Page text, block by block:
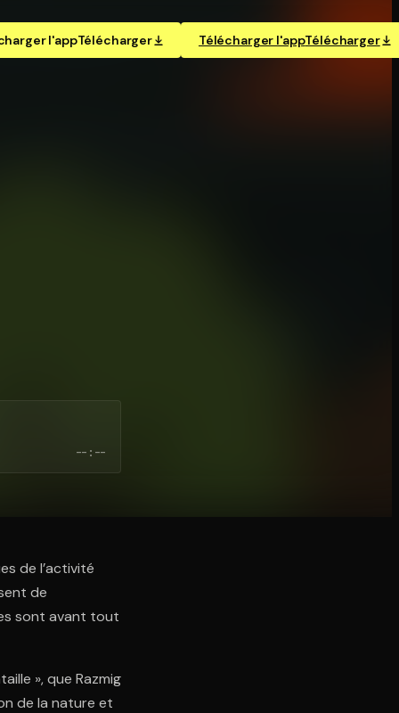
l'appTélécharger Télécharger l'appTélécharger
--:--
de l’activité
de
sont avant tout
», que Razmig
de la nature et